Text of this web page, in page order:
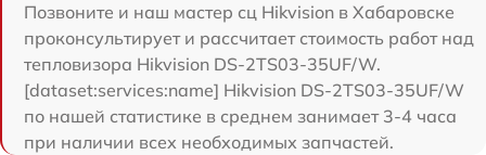
Позвоните и наш мастер сц Hikvision в Хабаровске
проконсультирует и рассчитает стоимость работ над
тепловизора Hikvision DS-2TS03-35UF/W.
[dataset:services:name] Hikvision DS-2TS03-35UF/W
по нашей статистике в среднем занимает 3-4 часа
при наличии всех необходимых запчастей.